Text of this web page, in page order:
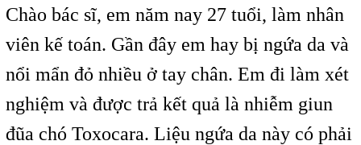
Chào bác sĩ, em năm nay 27 tuổi, làm nhân
viên kế toán. Gần đây em hay bị ngứa da và
nổi mẩn đỏ nhiều ở tay chân. Em đi làm xét
nghiệm và được trả kết quả là nhiễm giun
đũa chó Toxocara. Liệu ngứa da này có phải